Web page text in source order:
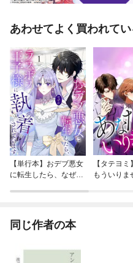
あわせてよく買われて
【単行本】おデブ悪女
に転生したら、なぜか
【タテヨ
もういりま
同じ作者の本